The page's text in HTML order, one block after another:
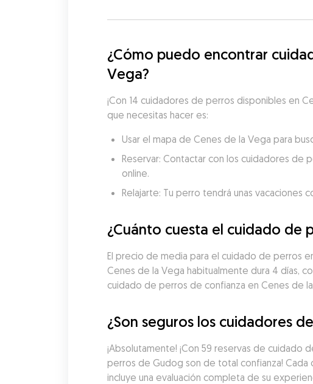
¿Cómo puedo encontrar
Vega?
¡Con 14 cuidadores de perros disponibles en
que necesitas hacer es:
Usar el mapa de Cenes de la Vega para
Reservar: Contactar con los cuidadores de
online.
Relajarte: Tu perro tendrá unas vacaciones
¿Cuánto cuesta el cuidado de
El precio de media para el cuidado de perros
Cenes de la Vega habitualmente dura 4 días,
cuidado de perros de confianza en Cenes de
¿Son seguros los cuidadores
¡Absolutamente! ¡Con 59 reservas de
perros de Gudog son de total confianza!
incluye una evaluación completa de su